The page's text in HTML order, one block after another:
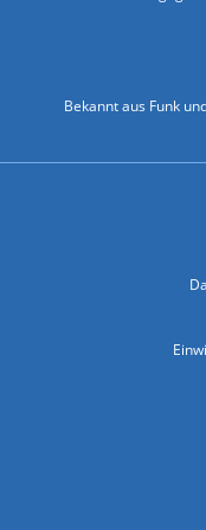
Bekannt aus Funk